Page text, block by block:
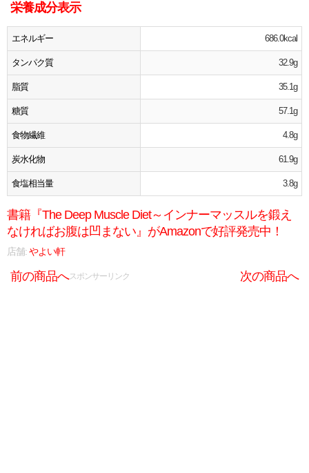
栄養成分表示
エネルギー 686.0kcal
タンパク質 32.9g
脂質 35.1g
糖質 57.1g
食物繊維 4.8g
炭水化物 61.9g
食塩相当量 3.8g
書籍『The Deep Muscle Diet～インナーマッスルを鍛え
なければお腹は凹まない』がAmazonで好評発売中！
店舗:やよい軒
前の商品へ 次の商品へ
スポンサーリンク